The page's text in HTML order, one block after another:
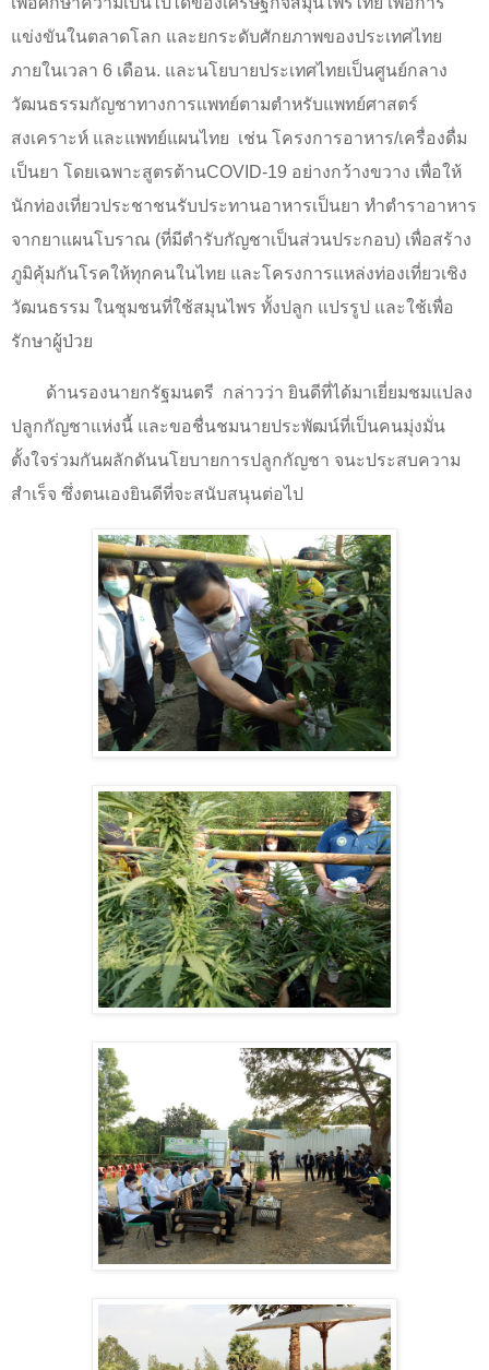
แข่งขันในตลาดโลก และยกระดับศักยภาพของประเทศไทย
ภายในเวลา 6 เดือน. และนโยบายประเทศไทยเป็นศูนย์กลาง
วัฒนธรรมกัญชาทางการแพทย์ตามตำหรับแพทย์ศาสตร์
สงเคราะห์ และแพทย์แผนไทย เช่น โครงการอาหาร/เครื่องดื่ม
เป็นยา โดยเฉพาะสูตรต้านCOVID-19 อย่างกว้างขวาง เพื่อให้
นักท่องเที่ยวประชาชนรับประทานอาหารเป็นยา ทำตำราอาหาร
จากยาแผนโบราณ (ที่มีตำรับกัญชาเป็นส่วนประกอบ) เพื่อสร้าง
ภูมิคุ้มกันโรคให้ทุกคนในไทย และโครงการแหล่งท่องเที่ยวเชิง
วัฒนธรรม ในชุมชนที่ใช้สมุนไพร ทั้งปลูก แปรรูป และใช้เพื่อ
รักษาผู้ป่วย
ด้านรองนายกรัฐมนตรี กล่าวว่า ยินดีที่ได้มาเยี่ยมชมแปลง
ปลูกกัญชาแห่งนี้ และขอชื่นชมนายประพัฒน์ที่เป็นคนมุ่งมั่น
ตั้งใจร่วมกันผลักดันนโยบายการปลูกกัญชา จนะประสบความ
สำเร็จ ซึ่งตนเองยินดีที่จะสนับสนุนต่อไป